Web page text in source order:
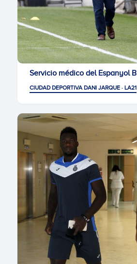
Servicio médico del Espanyol B
CIUDAD DEPORTIVA DANI JARQUE · LA21